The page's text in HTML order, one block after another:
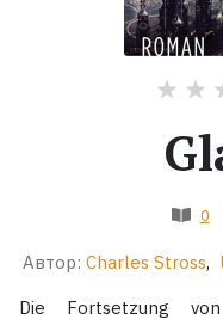
Коллекции
0
Автор: Charles Stross,
Die Fortsetzung